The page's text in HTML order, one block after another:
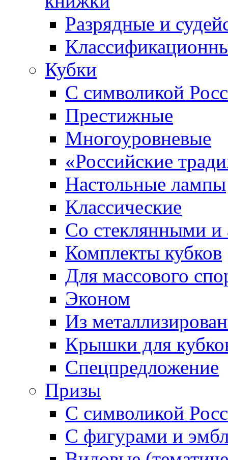
Разрядные и
Кубки
С символикой
Престижные
Многоуровневые
«Российские
Настольные лампы
Классические
Со стеклянными
Комплекты кубков
Для массового
Эконом
Из
Крышки для
Спецпредложение
Призы
С символикой
С фигурами и